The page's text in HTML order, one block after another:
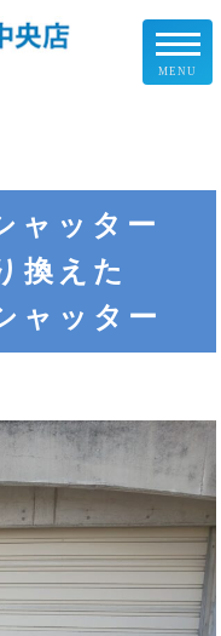
の声
事例
フ紹介
ブログ
み解決策
MENU
ャッター
換えた
ャッター